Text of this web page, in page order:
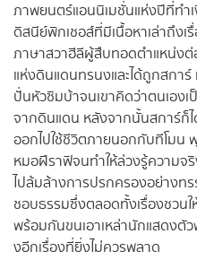
ภาพยนตร์แอนนิเมชั่นแห่งปีที่ท
ดิสนีย์พิกเชอส์ที่มีเนื้อหาเล่าถึงเ
ภาษาสวาฮีลีผู้สืบทอดตำแหน่ง
แห่งดินแดนทรนงและได้ถูกสกา
ปั่นหัวซิมบ้าจนเขาคิดว่าตนเองเ
จากดินแดน หลังจากนั้นสการ์ก็
ออกไปใช้ชีวิตภายนอกกับทีโมน
หมอฝีราฟิจนทำให้ล่วงรู้ความจ
ไปล้มล้างการปรกครองอย่างท
ชอบธรรมซึ่งตลอดทั้งเรื่องชวน
พร้อมกันขนเอาเหล่านักแสดงตั
งอีกเรื่องที่ยิ่งไม่ควรพลาด